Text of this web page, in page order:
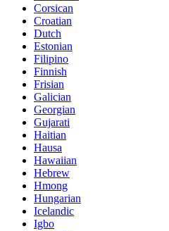
Corsican
Croatian
Dutch
Estonian
Filipino
Finnish
Frisian
Galician
Georgian
Gujarati
Haitian
Hausa
Hawaiian
Hebrew
Hmong
Hungarian
Icelandic
Igbo